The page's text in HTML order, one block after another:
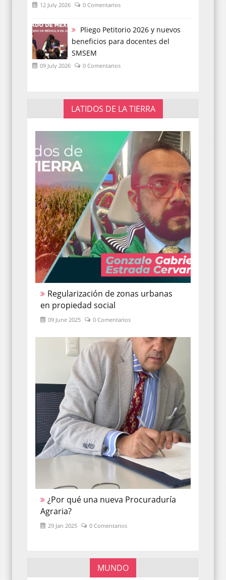
12 July 2026 0 Comentarios
Pliego Petitorio 2026 y nuevos
beneficios para docentes del
SMSEM
09 July 2026 0 Comentarios
LATIDOS DE LA TIERRA
Regularización de zonas urbanas
en propiedad social
09 June 2025 0 Comentarios
¿Por qué una nueva Procuraduría
Agraria?
29 Jan 2025 0 Comentarios
MUNDO